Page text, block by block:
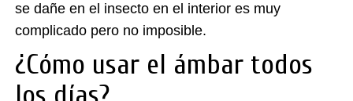
se dañe en el insecto en el interior es muy
complicado pero no imposible.
¿Cómo usar el ámbar todos